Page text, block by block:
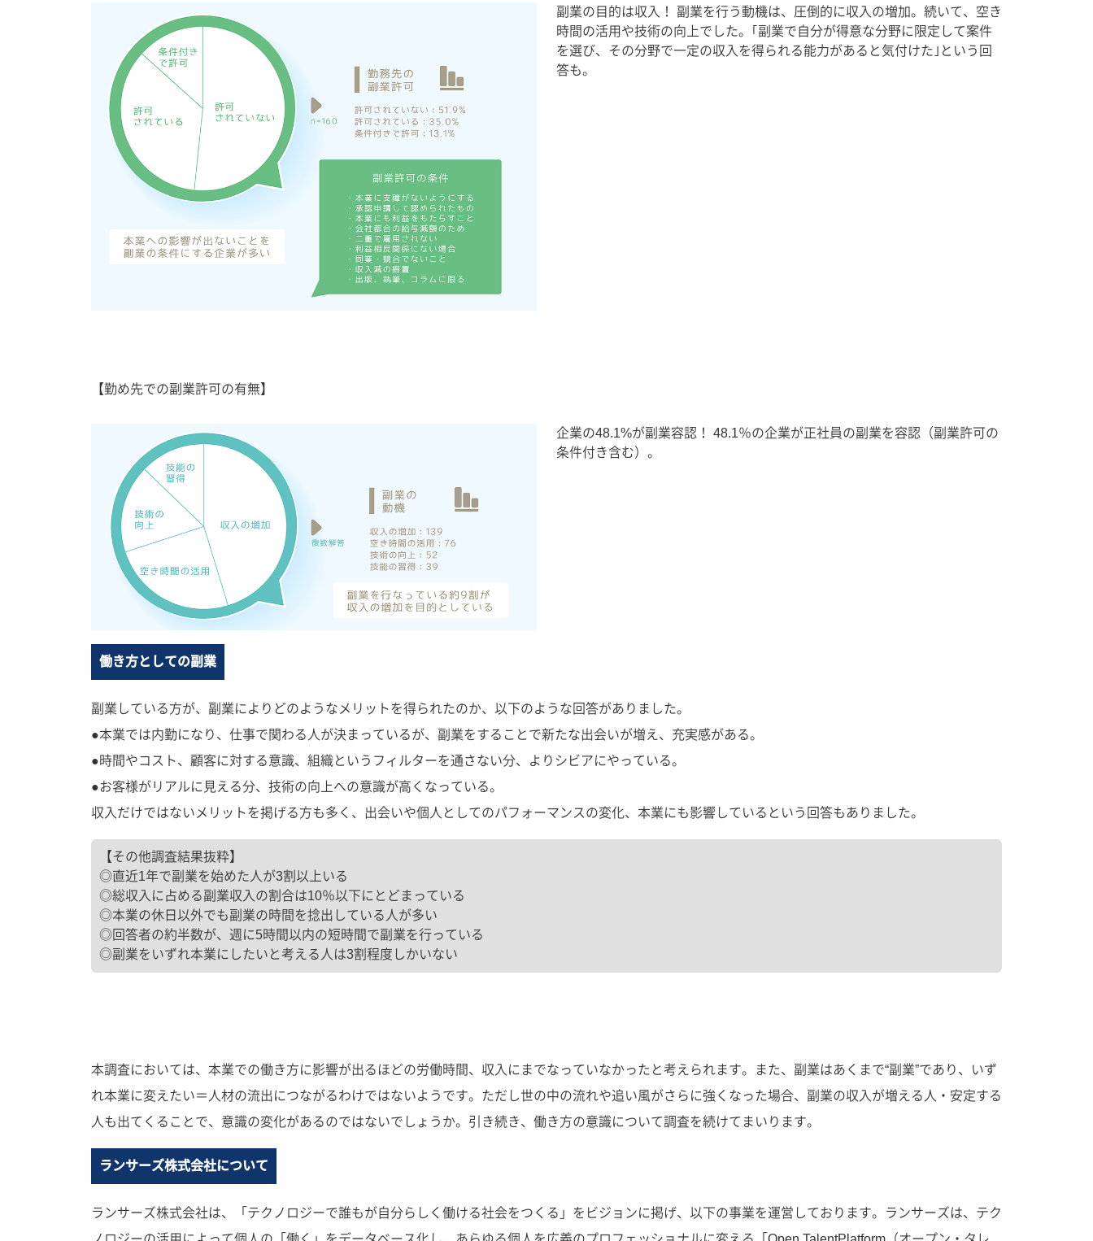
副業の目的は収入！ 副業を行う動機は、圧倒的に収入の増加。続いて、空き
時間の活用や技術の向上でした。｢副業で自分が得意な分野に限定して案件
を選び、その分野で一定の収入を得られる能力があると気付けた｣という回
答も。
【勤め先での副業許可の有無】
企業の48.1%が副業容認！ 48.1％の企業が正社員の副業を容認（副業許可の
条件付き含む）。
働き方としての副業
副業している方が、副業によりどのようなメリットを得られたのか、以下のような回答がありました。
●本業では内勤になり、仕事で関わる人が決まっているが、副業をすることで新たな出会いが増え、充実感がある。
●時間やコスト、顧客に対する意識、組織というフィルターを通さない分、よりシビアにやっている。
●お客様がリアルに見える分、技術の向上への意識が高くなっている。
収入だけではないメリットを掲げる方も多く、出会いや個人としてのパフォーマンスの変化、本業にも影響しているという回答もありました。
【その他調査結果抜粋】
◎直近1年で副業を始めた人が3割以上いる
◎総収入に占める副業収入の割合は10％以下にとどまっている
◎本業の休日以外でも副業の時間を捻出している人が多い
◎回答者の約半数が、週に5時間以内の短時間で副業を行っている
◎副業をいずれ本業にしたいと考える人は3割程度しかいない
本調査においては、本業での働き方に影響が出るほどの労働時間、収入にまでなっていなかったと考えられます。また、副業はあくまで“副業”であり、いず
れ本業に変えたい＝人材の流出につながるわけではないようです。ただし世の中の流れや追い風がさらに強くなった場合、副業の収入が増える人・安定する
人も出てくることで、意識の変化があるのではないでしょうか。引き続き、働き方の意識について調査を続けてまいります。
ランサーズ株式会社について
ランサーズ株式会社は、「テクノロジーで誰もが自分らしく働ける社会をつくる」をビジョンに掲げ、以下の事業を運営しております。ランサーズは、テク